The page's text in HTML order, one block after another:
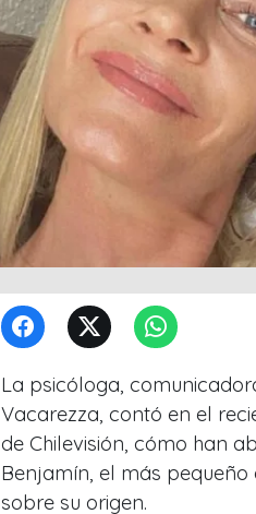
La psicóloga,
Vacarezza, contó en el
de Chilevisión , cómo han
Benjamín, el más
sobre su origen.